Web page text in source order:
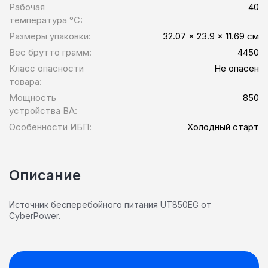
Рабочая
температура °C:
40
Размеры упаковки:
32.07 x 23.9 x 11.69 см
Вес брутто грамм:
4450
Класс опасности
товара:
Не опасен
Мощность
устройства ВА:
850
Особенности ИБП: Холодный старт
Описание
Источник бесперебойного питания UT850EG от
CyberPower.